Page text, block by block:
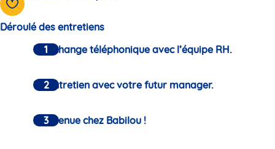
Déroulé des entretiens
Un échange téléphonique avec l’équipe RH.
Un entretien avec votre futur manager.
Bienvenue chez Babilou !